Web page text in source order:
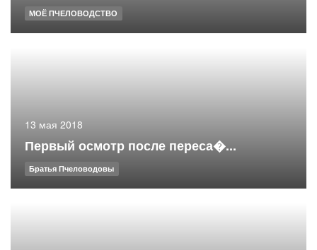
МОЁ ПЧЕЛОВОДСТВО
13 мая 2018
Первый осмотр после переса�...
Братья Пчеловодовы